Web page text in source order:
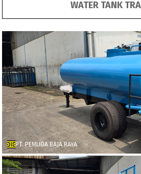
WATER TANK
PT. PEMUDA BAJA RAYA